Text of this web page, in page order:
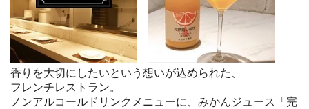
香りを大切にしたいという想いが込められた、
フレンチレストラン。
ノンアルコールドリンクメニューに、みかんジュース「完